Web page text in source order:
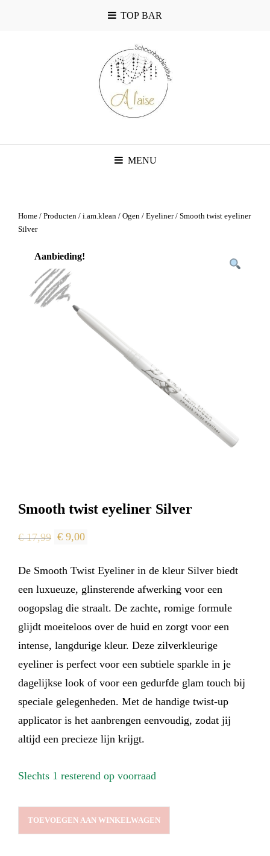
TOP BAR
MENU
Home / Producten / i.am.klean / Ogen / Eyeliner/ Smooth twist eyeliner
Silver
Aanbieding!
Smooth twist eyeliner Silver
€17,99 Oorspronkelijke
was:
€ 17,99.
€9,00
is:
€ 9,00.
De Smooth Twist Eyeliner in de kleur Silver biedt
een luxueuze, glinsterende afwerking voor een
oogopslag die straalt. De zachte, romige formule
glijdt moeiteloos over de huid en zorgt voor een
intense, langdurige kleur. Deze zilverkleurige
eyeliner is perfect voor een subtiele sparkle in je
dagelijkse look of voor een gedurfde glam touch bij
speciale gelegenheden. Met de handige twist-up
applicator is het aanbrengen eenvoudig, zodat jij
altijd een precieze lijn krijgt.
Slechts 1 resterend op voorraad
TWIST
EYELINER
TOEVOEGEN AAN WINKELWAGEN